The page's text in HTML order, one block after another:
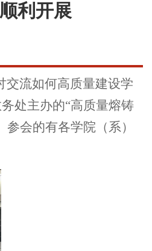
利开展
交流如何高质量建设学
处主办的“高质量熔铸
参会的有各学院（系）